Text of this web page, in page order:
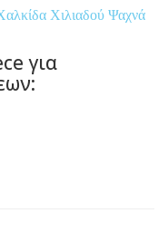
Χιλιαδού Ψαχνά
για